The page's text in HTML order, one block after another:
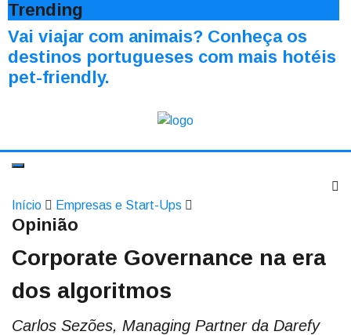
Trending
Vai viajar com animais? Conheça os
destinos portugueses com mais hotéis
pet-friendly.
Início Empresas e Start-Ups
Opinião
Corporate Governance na era
dos algoritmos
Carlos Sezões, Managing Partner da Darefy